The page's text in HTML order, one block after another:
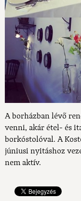
A borházban lévő
venni, akár étel- és
borkóstolóval. A
júniusi nyitáshoz
nem aktív.